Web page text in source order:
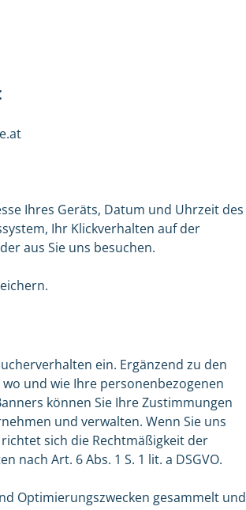
Ihres Geräts, Datum und Uhrzeit des
Ihr Klickverhalten auf der
aus Sie uns besuchen.
ein. Ergänzend zu den
und wie Ihre personenbezogenen
können Sie Ihre Zustimmungen
und verwalten. Wenn Sie uns
sich die Rechtmäßigkeit der
nach Art. 6 Abs. 1 S. 1 lit. a DSGVO.
Optimierungszwecken gesammelt und